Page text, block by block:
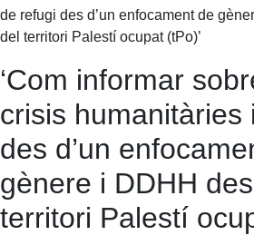
de refugi des d’un enfocament de
del territori Palestí ocupat (tPo)’
‘Com informar
crisis humanitàries
des d’un
gènere i DDHH
territori Palestí